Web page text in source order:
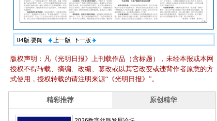
04版:要闻 上一版 下一版
版权声明：凡《光明日报》上刊载作品（含标题），未经本报或本网
授权不得转载、摘编、改编、篡改或以其它改变或违背作者原意的方
式使用，授权转载的请注明来源“《光明日报》”。